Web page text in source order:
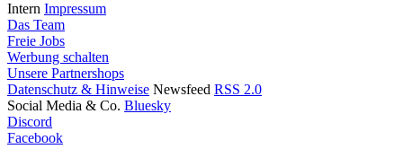
Intern Impressum
Das Team
Freie Jobs
Werbung schalten
Unsere Partnershops
Datenschutz & Hinweise Newsfeed RSS 2.0
Social Media & Co. Bluesky
Discord
Facebook